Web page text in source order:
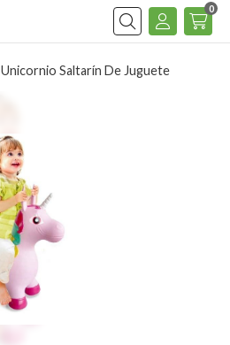
Buscar
0
Unicornio Saltarín De Juguete